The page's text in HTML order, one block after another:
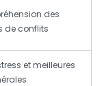
des
de conflits
et meilleures